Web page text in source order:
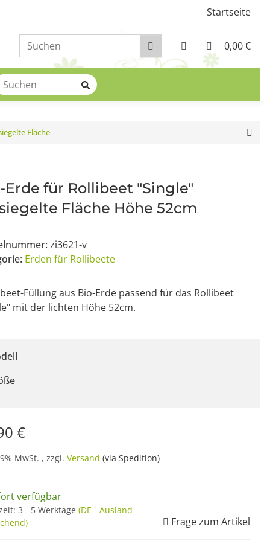
Startseite
0,00 €
Fläche
Erde für Rollibeet "Single"
Fläche Höhe 52cm
zi3621-v
Erden für Rollibeete
Füllung aus Bio-Erde passend für das Rollibeet
mit der lichten Höhe 52cm.
€
MwSt. , zzgl. Versand (via Spedition)
verfügbar
3 - 5 Werktage (DE - Ausland
Frage zum Artikel